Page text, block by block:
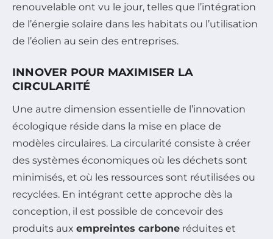
renouvelable ont vu le jour, telles que l’intégration
de l’énergie solaire dans les habitats ou l’utilisation
de l’éolien au sein des entreprises.
INNOVER POUR MAXIMISER LA
CIRCULARITÉ
Une autre dimension essentielle de l’innovation
écologique réside dans la mise en place de
modèles circulaires. La circularité consiste à créer
des systèmes économiques où les déchets sont
minimisés, et où les ressources sont réutilisées ou
recyclées. En intégrant cette approche dès la
conception, il est possible de concevoir des
produits aux empreintes carbone réduites et